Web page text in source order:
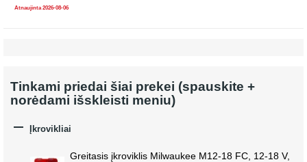
Atnaujinta 2026-08-06
Tinkami priedai šiai prekei (spauskite +
norėdami išskleisti meniu)
 Įkrovikliai
Greitasis įkroviklis Milwaukee M12-18 FC, 12-18 V,